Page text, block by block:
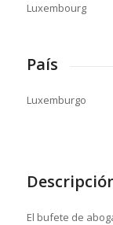
Luxembourg
País
Luxemburgo
El bufete de